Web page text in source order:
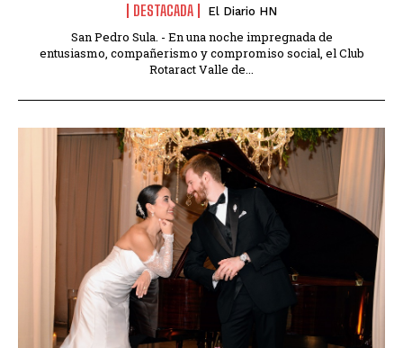
DESTACADA El Diario HN
San Pedro Sula. - En una noche impregnada de
entusiasmo, compañerismo y compromiso social, el Club
Rotaract Valle de...